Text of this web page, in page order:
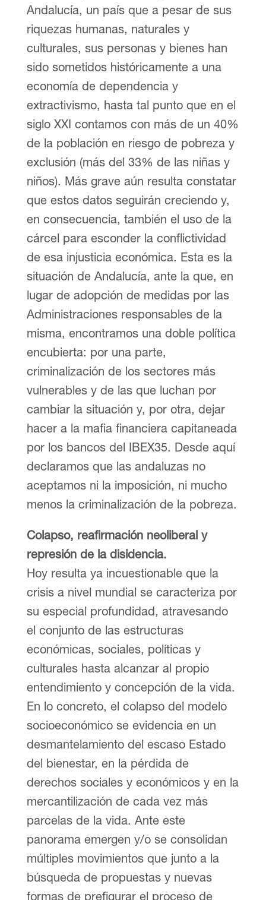
Andalucía, un país que a pesar de sus
riquezas humanas, naturales y
culturales, sus personas y bienes han
sido sometidos históricamente a una
economía de dependencia y
extractivismo, hasta tal punto que en el
siglo XXI contamos con más de un 40%
de la población en riesgo de pobreza y
exclusión (más del 33% de las niñas y
niños). Más grave aún resulta constatar
que estos datos seguirán creciendo y,
en consecuencia, también el uso de la
cárcel para esconder la conflictividad
de esa injusticia económica. Esta es la
situación de Andalucía, ante la que, en
lugar de adopción de medidas por las
Administraciones responsables de la
misma, encontramos una doble política
encubierta: por una parte,
criminalización de los sectores más
vulnerables y de las que luchan por
cambiar la situación y, por otra, dejar
hacer a la mafia financiera capitaneada
por los bancos del IBEX35. Desde aquí
declaramos que las andaluzas no
aceptamos ni la imposición, ni mucho
menos la criminalización de la pobreza.
Colapso, reafirmación neoliberal y
represión de la disidencia.
Hoy resulta ya incuestionable que la
crisis a nivel mundial se caracteriza por
su especial profundidad, atravesando
el conjunto de las estructuras
económicas, sociales, políticas y
culturales hasta alcanzar al propio
entendimiento y concepción de la vida.
En lo concreto, el colapso del modelo
socioeconómico se evidencia en un
desmantelamiento del escaso Estado
del bienestar, en la pérdida de
derechos sociales y económicos y en la
mercantilización de cada vez más
parcelas de la vida. Ante este
panorama emergen y/o se consolidan
múltiples movimientos que junto a la
búsqueda de propuestas y nuevas
formas de prefigurar el proceso de